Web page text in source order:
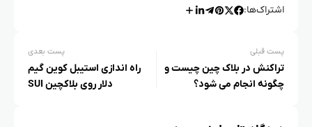
اشتراک‌ها:
پست قبلی
تراکنش در بلاک‌ چین چیست و
چگونه انجام می‌ شود؟
پست بعدی
راه‌ اندازی استیبل کوین گیم
دلار روی بلاکچین SUI